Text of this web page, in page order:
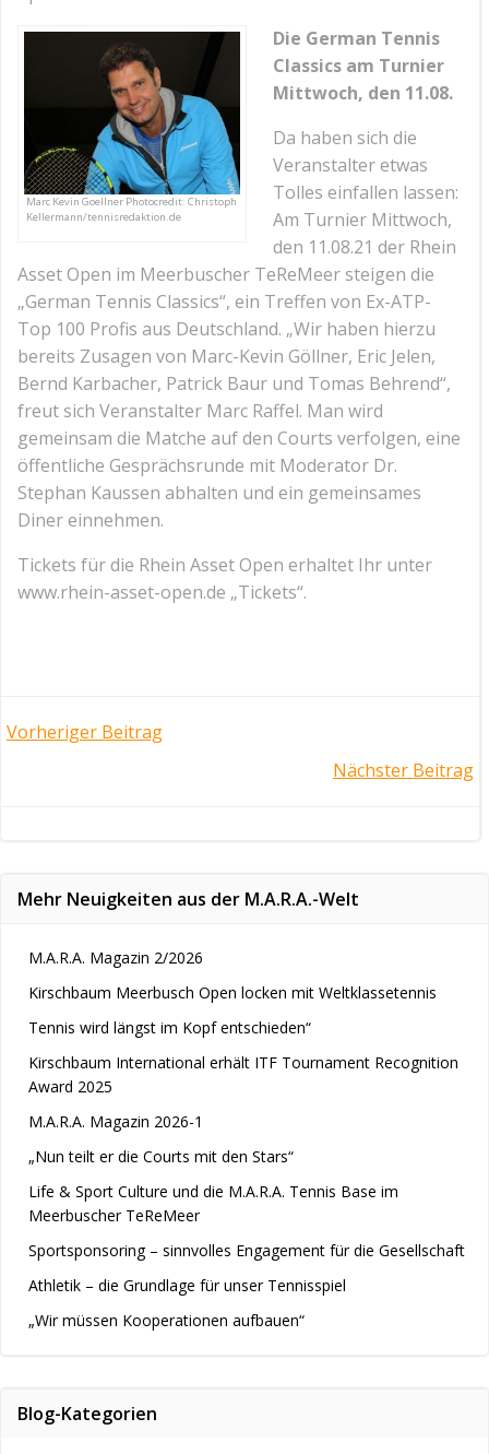
Marc Kevin Goellner Photocredit: Christoph
Kellermann/tennisredaktion.de
Die German Tennis
Classics am Turnier
Mittwoch, den 11.08.
Da haben sich die
Veranstalter etwas
Tolles einfallen lassen:
Am Turnier Mittwoch,
den 11.08.21 der Rhein
Asset Open im Meerbuscher TeReMeer steigen die
„German Tennis Classics“, ein Treffen von Ex-ATP-
Top 100 Profis aus Deutschland. „Wir haben hierzu
bereits Zusagen von Marc-Kevin Göllner, Eric Jelen,
Bernd Karbacher, Patrick Baur und Tomas Behrend“,
freut sich Veranstalter Marc Raffel. Man wird
gemeinsam die Matche auf den Courts verfolgen, eine
öffentliche Gesprächsrunde mit Moderator Dr.
Stephan Kaussen abhalten und ein gemeinsames
Diner einnehmen.
Tickets für die Rhein Asset Open erhaltet Ihr unter
www.rhein-asset-open.de „Tickets“.
Post
Vorheriger Beitrag
Nächster Beitrag
Mehr Neuigkeiten aus der M.A.R.A.-Welt
M.A.R.A. Magazin 2/2026
Kirschbaum Meerbusch Open locken mit Weltklassetennis
Tennis wird längst im Kopf entschieden“
Kirschbaum International erhält ITF Tournament Recognition
Award 2025
M.A.R.A. Magazin 2026-1
„Nun teilt er die Courts mit den Stars“
Life & Sport Culture und die M.A.R.A. Tennis Base im
Meerbuscher TeReMeer
Sportsponsoring – sinnvolles Engagement für die Gesellschaft
Athletik – die Grundlage für unser Tennisspiel
„Wir müssen Kooperationen aufbauen“
Blog-Kategorien